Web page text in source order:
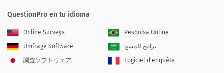
QuestionPro en tu idioma
Online Surveys
Pesquisa Online
Umfrage Software
برامج للمسح
調査ソフトウェア
Logiciel d'enquête